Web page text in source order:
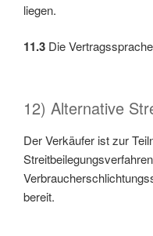
liegen.
11.3 Die
12) Alternative
Der Verkäufer ist zur
bereit.